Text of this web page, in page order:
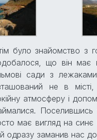
було знайомство з
що він має
сади з
не в
атмосферу і
має вигляд на
одразу заманив нас до